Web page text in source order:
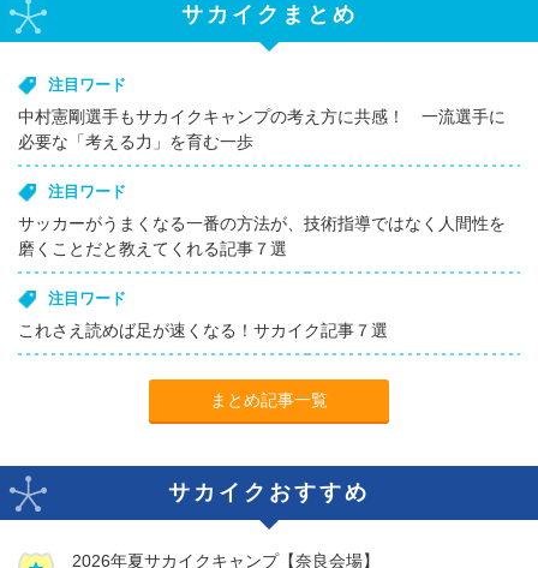
サカイクまとめ
注目ワード
中村憲剛選手もサカイクキャンプの考え方に共感！ 一流選手に
必要な「考える力」を育む一歩
注目ワード
サッカーがうまくなる一番の方法が、技術指導ではなく人間性を
磨くことだと教えてくれる記事７選
注目ワード
これさえ読めば足が速くなる！サカイク記事７選
まとめ記事一覧
サカイクおすすめ
2026年夏サカイクキャンプ【奈良会場】